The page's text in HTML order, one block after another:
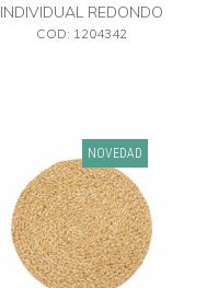
INDIVIDUAL REDONDO
TEJIDO
COD: 1204342
NOVEDAD